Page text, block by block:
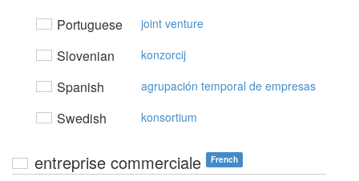
Portuguese joint venture
Slovenian konzorcij
Spanish agrupación temporal de empresas
Swedish konsortium
entreprise commerciale French